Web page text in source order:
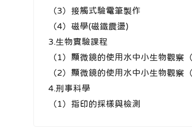
（3）接觸式驗電筆製作
（4）磁學(磁鐵震盪)
3.生物實驗課程
（1）顯微鏡的使用水中小生物觀察（
（2）顯微鏡的使用水中小生物觀察
4.刑事科學
（1）指印的採樣與檢測